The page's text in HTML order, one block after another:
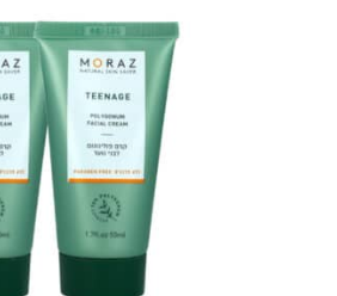
原
始
價
格：
NT$1,960。
目
前
價
格：
NT$1,666。